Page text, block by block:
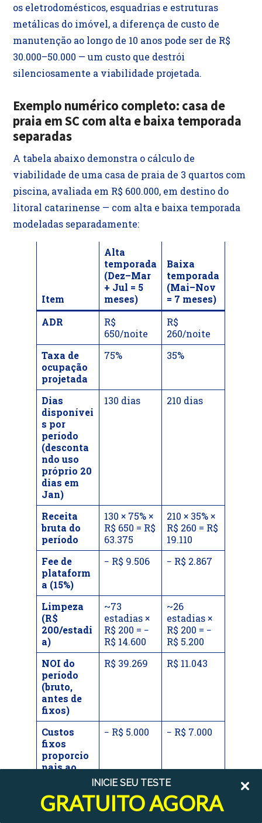
INICIE SEU TESTE
GRATUITO AGORA
os eletrodomésticos, esquadrias e estruturas
metálicas do imóvel, a diferença de custo de
manutenção ao longo de 10 anos pode ser de R$
30.000–50.000 — um custo que destrói
silenciosamente a viabilidade projetada.
Exemplo numérico completo: casa de
praia em SC com alta e baixa temporada
separadas
A tabela abaixo demonstra o cálculo de
viabilidade de uma casa de praia de 3 quartos com
piscina, avaliada em R$ 600.000, em destino do
litoral catarinense — com alta e baixa temporada
modeladas separadamente:
Item
Alta
temporada
(Dez–Mar
+ Jul = 5
meses)
Baixa
temporada
(Mai–Nov
= 7 meses)
ADR
R$
650/noite
R$
260/noite
Taxa de
ocupação
projetada
75% 35%
Dias
disponívei
s por
período
(desconta
ndo uso
próprio 20
dias em
Jan)
130 dias 210 dias
Receita
bruta do
período
130 × 75% ×
R$ 650 = R$
63.375
210 × 35% ×
R$ 260 = R$
19.110
Fee de
plataform
a (15%)
− R$ 9.506 − R$ 2.867
Limpeza
(R$
200/estadi
a)
~73
estadias ×
R$ 200 = −
R$ 14.600
~26
estadias ×
R$ 200 = −
R$ 5.200
NOI do
período
(bruto,
antes de
fixos)
R$ 39.269 R$ 11.043
Custos
fixos
proporcio
nais ao
período(co
R$
1.000/mês,
− R$ 5.000 − R$ 7.000